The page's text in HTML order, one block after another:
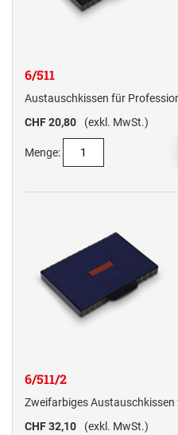
6/511
Austauschkissen für
CHF 20,80
(exkl. MwSt.)
Menge:
6/511/2
Zweifarbiges
CHF 32,10
(exkl. MwSt.)